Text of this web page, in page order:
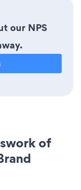
our NPS
of